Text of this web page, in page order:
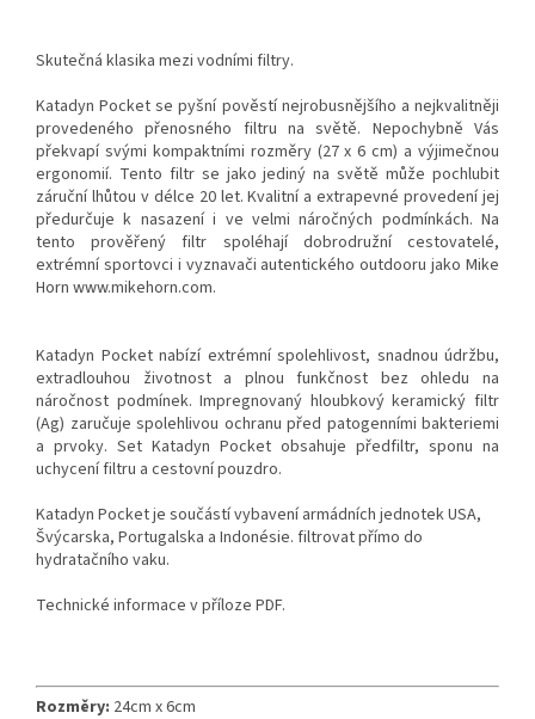
Skutečná klasika mezi vodními filtry.
Katadyn Pocket se pyšní pověstí nejrobusnějšího a nejkvalitněji
provedeného přenosného filtru na světě. Nepochybně Vás
překvapí svými kompaktními rozměry (27 x 6 cm) a výjimečnou
ergonomií. Tento filtr se jako jediný na světě může pochlubit
záruční lhůtou v délce 20 let. Kvalitní a extrapevné provedení jej
předurčuje k nasazení i ve velmi náročných podmínkách. Na
tento prověřený filtr spoléhají dobrodružní cestovatelé,
extrémní sportovci i vyznavači autentického outdooru jako Mike
Horn www.mikehorn.com.
Katadyn Pocket nabízí extrémní spolehlivost, snadnou údržbu,
extradlouhou životnost a plnou funkčnost bez ohledu na
náročnost podmínek. Impregnovaný hloubkový keramický filtr
(Ag) zaručuje spolehlivou ochranu před patogenními bakteriemi
a prvoky. Set Katadyn Pocket obsahuje předfiltr, sponu na
uchycení filtru a cestovní pouzdro.
Katadyn Pocket je součástí vybavení armádních jednotek USA,
Švýcarska, Portugalska a Indonésie. filtrovat přímo do
hydratačního vaku.
Technické informace v příloze PDF.
Rozměry: 24cm x 6cm